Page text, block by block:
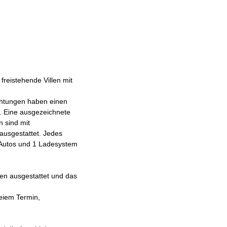
Villen mit
haben einen
Eine ausgezeichnete
sind mit
Jedes
und 1 Ladesystem
ausgestattet und das
Termin,